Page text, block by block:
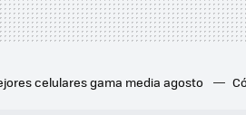
celulares gama media agosto